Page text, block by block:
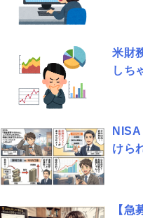
米財
しち
けら
【急